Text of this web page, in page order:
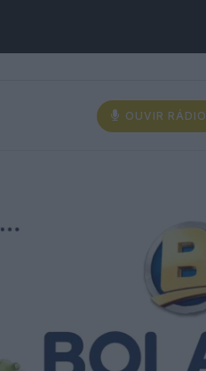
OUVIR RÁDIO